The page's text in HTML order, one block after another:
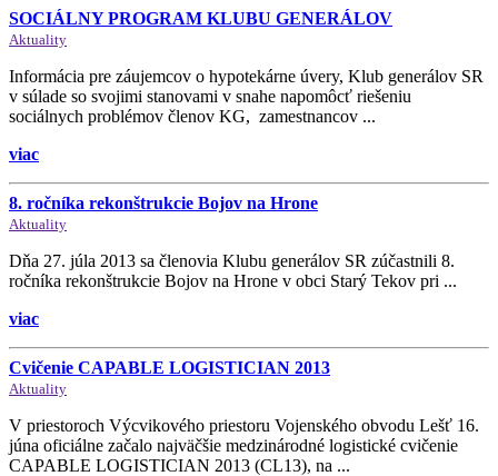
SOCIÁLNY PROGRAM KLUBU GENERÁLOV
Aktuality
Informácia pre záujemcov o hypotekárne úvery, Klub generálov SR
v súlade so svojimi stanovami v snahe napomôcť riešeniu
sociálnych problémov členov KG, zamestnancov ...
viac
8. ročníka rekonštrukcie Bojov na Hrone
Aktuality
Dňa 27. júla 2013 sa členovia Klubu generálov SR zúčastnili 8.
ročníka rekonštrukcie Bojov na Hrone v obci Starý Tekov pri ...
viac
Cvičenie CAPABLE LOGISTICIAN 2013
Aktuality
V priestoroch Výcvikového priestoru Vojenského obvodu Lešť 16.
júna oficiálne začalo najväčšie medzinárodné logistické cvičenie
CAPABLE LOGISTICIAN 2013 (CL13), na ...